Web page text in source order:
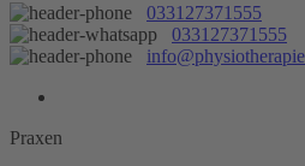
033127371555
033127371555
Praxen